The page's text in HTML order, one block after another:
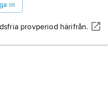
in
provperiod härifrån.